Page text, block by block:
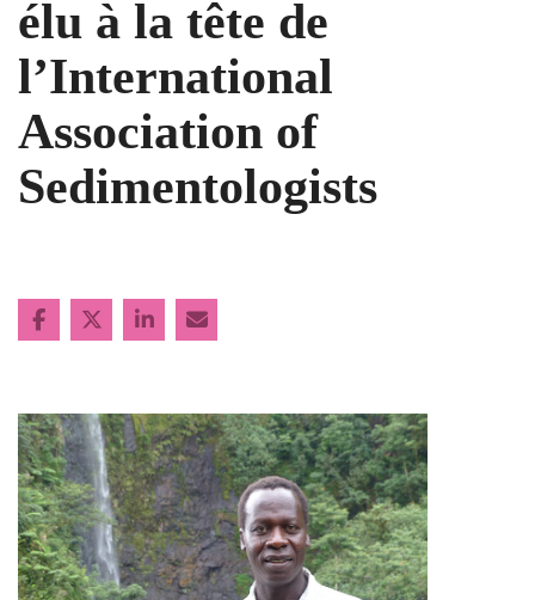
élu à la tête de
l’International
Association of
Sedimentologists